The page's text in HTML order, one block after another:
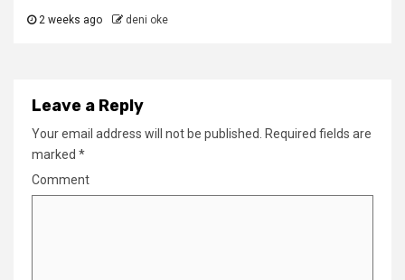
2 weeks ago deni oke
Leave a Reply
Your email address will not be published.
Required fields are
marked *
Comment